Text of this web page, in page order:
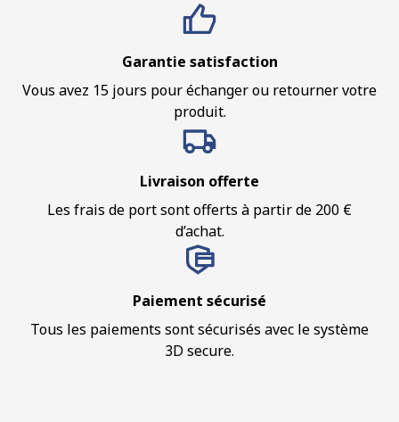
Garantie satisfaction
Vous avez 15 jours pour échanger ou retourner votre
produit.
Livraison offerte
Les frais de port sont offerts à partir de 200 €
d’achat.
Paiement sécurisé
Tous les paiements sont sécurisés avec le système
3D secure.